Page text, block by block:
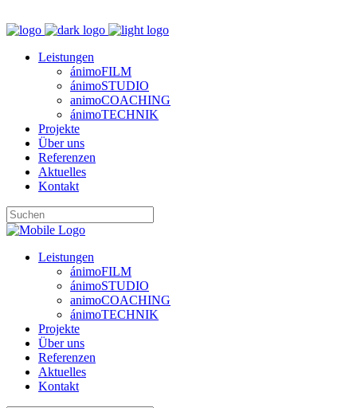
Leistungen
ánimoFILM
ánimoSTUDIO
animoCOACHING
ánimoTECHNIK
Projekte
Über uns
Referenzen
Aktuelles
Kontakt
Leistungen
ánimoFILM
ánimoSTUDIO
animoCOACHING
ánimoTECHNIK
Projekte
Über uns
Referenzen
Aktuelles
Kontakt